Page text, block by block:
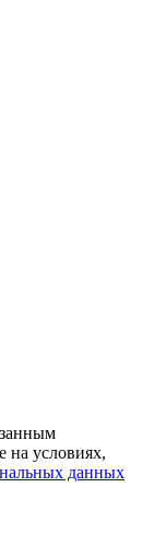
на условиях,
данных